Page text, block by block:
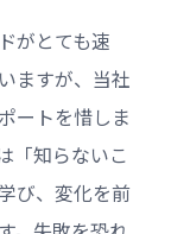
がとても速
ますが、当社
ートを惜しま
「知らないこ
び、変化を前